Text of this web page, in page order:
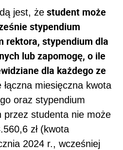
jest, że student może
stypendium
rektora, stypendium dla
lub zapomogę, o ile
dla każdego ze
miesięczna kwota
oraz stypendium
przez studenta nie może
zł (kwota
2024 r., wcześniej